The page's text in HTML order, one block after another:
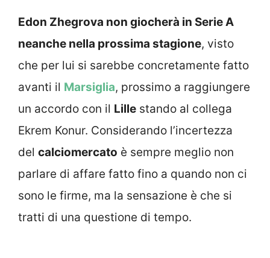
Edon Zhegrova non giocherà in Serie A
neanche nella prossima stagione, visto
che per lui si sarebbe concretamente fatto
avanti il Marsiglia, prossimo a raggiungere
un accordo con il Lille stando al collega
Ekrem Konur. Considerando l’incertezza
del calciomercato è sempre meglio non
parlare di affare fatto fino a quando non ci
sono le firme, ma la sensazione è che si
tratti di una questione di tempo.